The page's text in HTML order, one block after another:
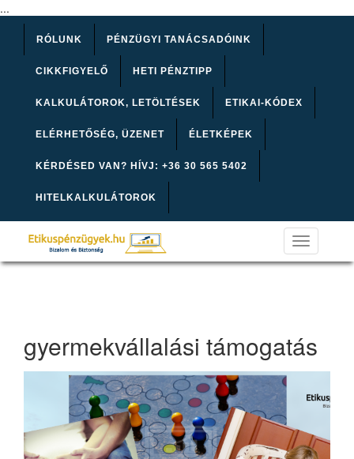
...
RÓLUNK PÉNZÜGYI TANÁCSADÓINK
CIKKFIGYELŐ HETI PÉNZTIPP
KALKULÁTOROK, LETÖLTÉSEK ETIKAI-KÓDEX
ELÉRHETŐSÉG, ÜZENET ÉLETKÉPEK
KÉRDÉSED VAN? HÍVJ: +36 30 565 5402
HITELKALKULÁTOROK
Toggle
navigation
gyermekvállalási támogatás